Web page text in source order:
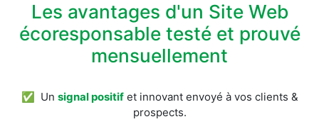
Les avantages d'un Site Web
écoresponsable testé et prouvé
mensuellement
✅ Un signal positifet innovant envoyé à vos clients &
prospects.